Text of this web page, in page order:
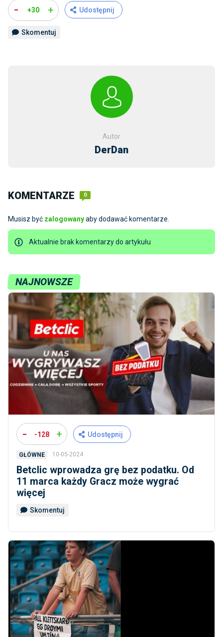
- +30 + Udostępnij
Skomentuj
Autor
DerDan
KOMENTARZE 0
Musisz być zalogowanyaby dodawać komentarze.
Aktualnie brak komentarzy do artykułu
NAJNOWSZE
- -128 + Udostępnij
GŁÓWNE 10-05-2024
Betclic wprowadza grę bez podatku. Od
11 marca każdy Gracz może wygrać
więcej
Skomentuj